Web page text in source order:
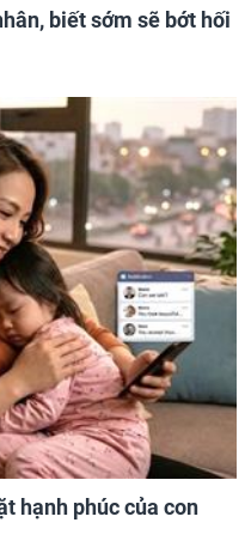
biết sớm sẽ bớt hối
hạnh phúc của con